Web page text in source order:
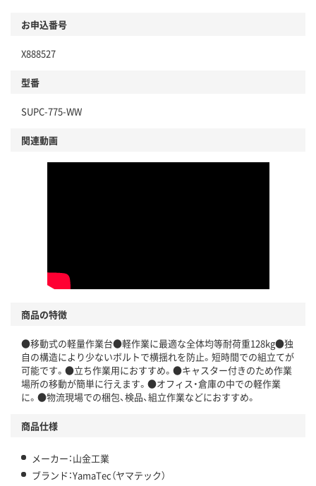
お申込番号
X888527
型番
SUPC-775-WW
関連動画
商品の特徴
●移動式の軽量作業台●軽作業に最適な全体均等耐荷重128kg●独
自の構造により少ないボルトで横揺れを防止。短時間での組立てが
可能です。●立ち作業用におすすめ。●キャスター付きのため作業
場所の移動が簡単に行えます。●オフィス・倉庫の中での軽作業
に。●物流現場での梱包、検品、組立作業などにおすすめ。
商品仕様
メーカー：山金工業
ブランド：YamaTec（ヤマテック）